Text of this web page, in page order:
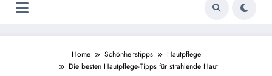
Home Schönheitstipps
Hautpflege
Die besten Hautpflege-Tipps für strahlende Haut